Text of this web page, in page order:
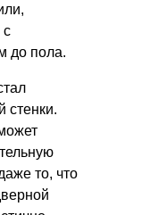
с
до пола.
стенки.
то, что